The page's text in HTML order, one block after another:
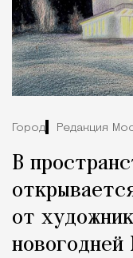
Город Редакция
В
от
новогодней